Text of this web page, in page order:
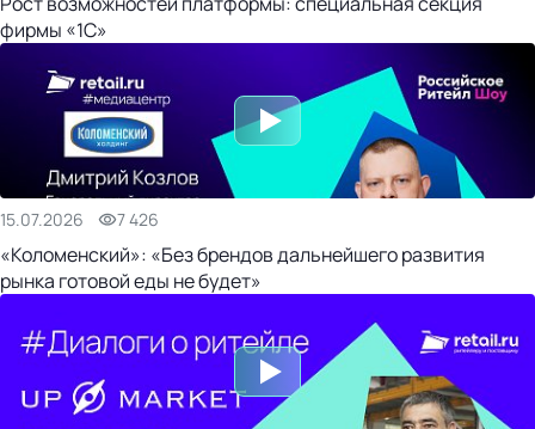
фирмы «1С»
15.07.2026 7 426
«Коломенский»: «Без брендов дальнейшего развития
рынка готовой еды не будет»